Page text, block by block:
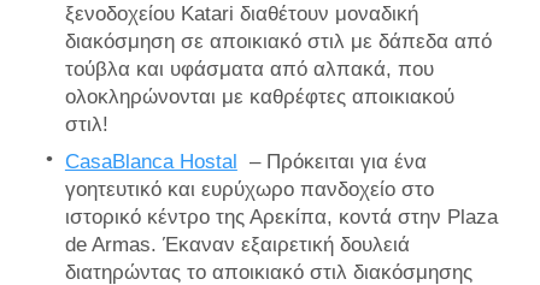
ξενοδοχείου Katari διαθέτουν μοναδική
διακόσμηση σε αποικιακό στιλ με δάπεδα από
τούβλα και υφάσματα από αλπακά, που
ολοκληρώνονται με καθρέφτες αποικιακού
στιλ!
CasaBlanca Hostal – Πρόκειται για ένα
γοητευτικό και ευρύχωρο πανδοχείο στο
ιστορικό κέντρο της Αρεκίπα, κοντά στην Plaza
de Armas. Έκαναν εξαιρετική δουλειά
διατηρώντας το αποικιακό στιλ διακόσμησης